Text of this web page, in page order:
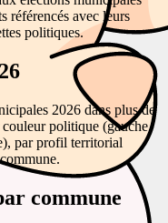
référencés avec leurs
politiques.
2026 dans plus de
politique (gauche,
par profil territorial
commune